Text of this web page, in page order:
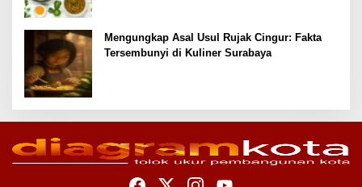
Mengungkap Asal Usul Rujak Cingur: Fakta
Tersembunyi di Kuliner Surabaya